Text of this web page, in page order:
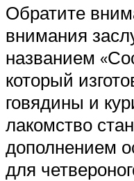
Обратите
внимания
названием
который
говядины и
лакомство
дополнением
для